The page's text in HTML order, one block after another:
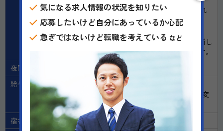
・患者さまのQOL向上にやりがいを感じられ
る
自由診療や再生医療の経験は問いません。新し
い知識を積極的に学びたい先生を歓迎します。
夜間当直
給与備考
退職金：有り
試用期間：有り（3ヶ月※試用期間中の条件変
更はなし）
宿舎の提供
無し
気になる求人情報の状況を知りたい
応募したいけど自分にあっているか心配
急ぎではないけど転職を考えている など